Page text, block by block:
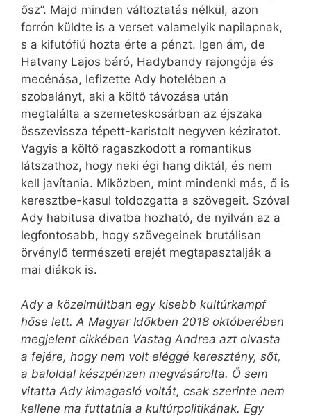
ősz”. Majd minden változtatás nélkül, azon
forrón küldte is a verset valamelyik napilapnak,
s a kifutófiú hozta érte a pénzt. Igen ám, de
Hatvany Lajos báró, Hadybandy rajongója és
mecénása, lefizette Ady hotelében a
szobalányt, aki a költő távozása után
megtalálta a szemeteskosárban az éjszaka
összevissza tépett-karistolt negyven kéziratot.
Vagyis a költő ragaszkodott a romantikus
látszathoz, hogy neki égi hang diktál, és nem
kell javítania. Miközben, mint mindenki más, ő is
keresztbe-kasul toldozgatta a szövegeit. Szóval
Ady habitusa divatba hozható, de nyilván az a
legfontosabb, hogy szövegeinek brutálisan
örvénylő természeti erejét megtapasztalják a
mai diákok is.
Ady a közelmúltban egy kisebb kultúrkampf
hőse lett. A Magyar Időkben 2018 októberében
megjelent cikkében Vastag Andrea azt olvasta
a fejére, hogy nem volt eléggé keresztény, sőt,
a baloldal készpénzen megvásárolta. Ő sem
vitatta Ady kimagasló voltát, csak szerinte nem
kellene ma futtatnia a kultúrpolitikának. Egy